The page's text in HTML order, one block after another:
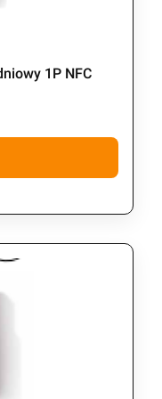
1P NFC